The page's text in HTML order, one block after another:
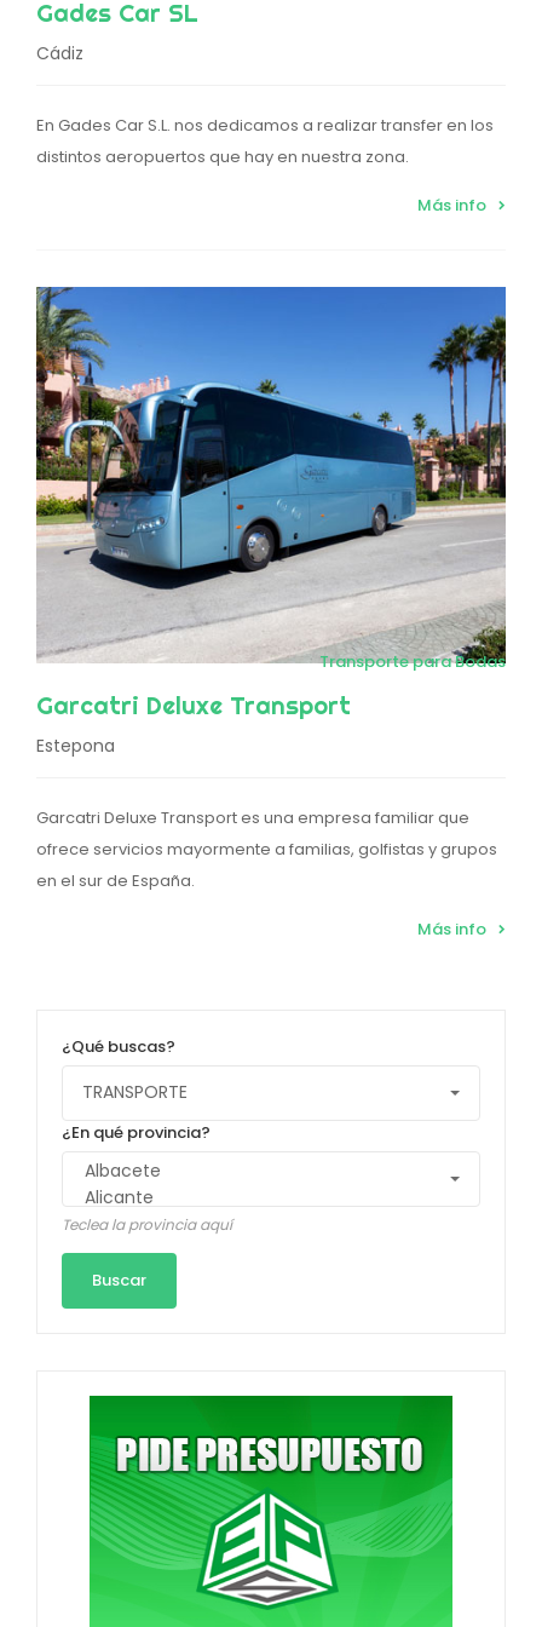
Gades Car SL
Cádiz
En Gades Car S.L. nos dedicamos a realizar transfer en los
distintos aeropuertos que hay en nuestra zona.
Más info
Transporte para Bodas
Garcatri Deluxe Transport
Estepona
Garcatri Deluxe Transport es una empresa familiar que
ofrece servicios mayormente a familias, golfistas y grupos
en el sur de España.
Más info
¿Qué buscas?
¿En qué provincia?
Teclea la provincia aquí